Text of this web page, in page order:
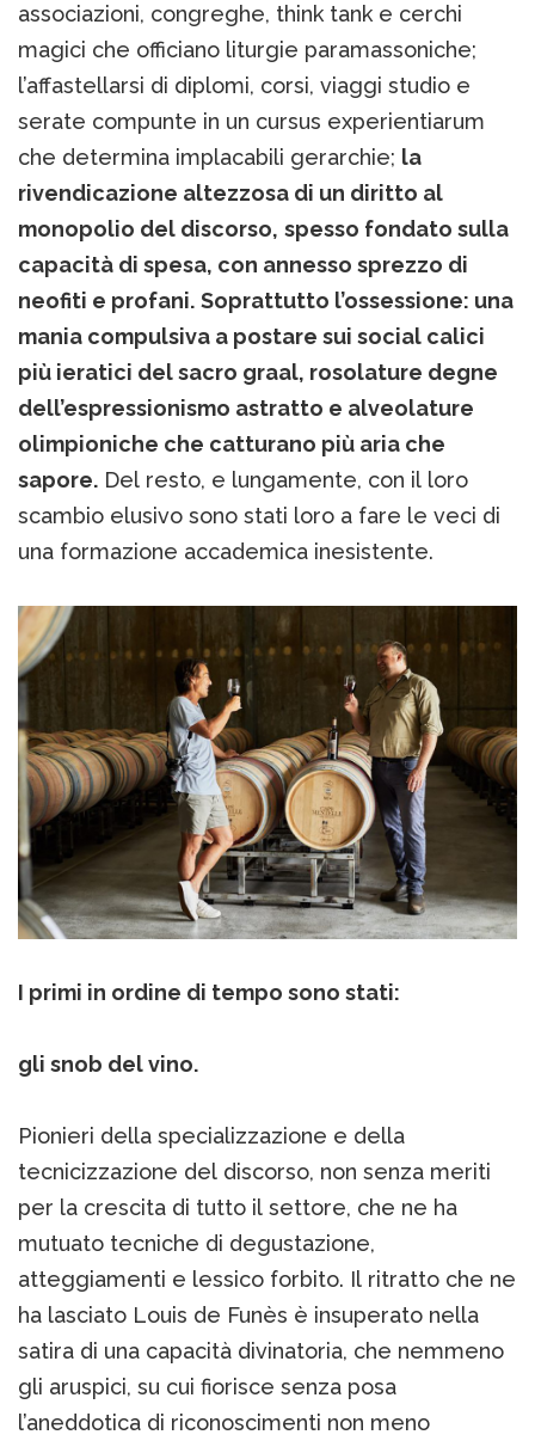
associazioni, congreghe, think tank e cerchi
magici che officiano liturgie paramassoniche;
l’affastellarsi di diplomi, corsi, viaggi studio e
serate compunte in un cursus experientiarum
che determina implacabili gerarchie; la
rivendicazione altezzosa di un diritto al
monopolio del discorso, spesso fondato sulla
capacità di spesa, con annesso sprezzo di
neofiti e profani. Soprattutto l’ossessione: una
mania compulsiva a postare sui social calici
più ieratici del sacro graal, rosolature degne
dell’espressionismo astratto e alveolature
olimpioniche che catturano più aria che
sapore. Del resto, e lungamente, con il loro
scambio elusivo sono stati loro a fare le veci di
una formazione accademica inesistente.
I primi in ordine di tempo sono stati:
gli snob del vino.
Pionieri della specializzazione e della
tecnicizzazione del discorso, non senza meriti
per la crescita di tutto il settore, che ne ha
mutuato tecniche di degustazione,
atteggiamenti e lessico forbito. Il ritratto che ne
ha lasciato Louis de Funès è insuperato nella
satira di una capacità divinatoria, che nemmeno
gli aruspici, su cui fiorisce senza posa
l’aneddotica di riconoscimenti non meno